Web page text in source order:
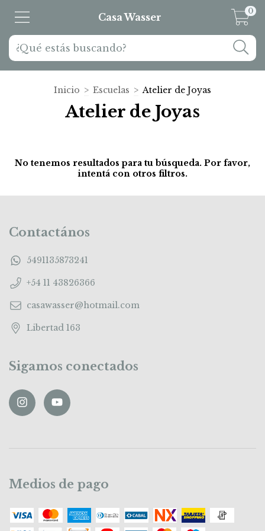
Casa Wasser
0
Inicio > Escuelas > Atelier de Joyas
Atelier de Joyas
No tenemos resultados para tu búsqueda. Por favor,
intentá con otros filtros.
Contactános
5491135873241
+54 11 43826366
casawasser@hotmail.com
Libertad 163
Sigamos conectados
Medios de pago